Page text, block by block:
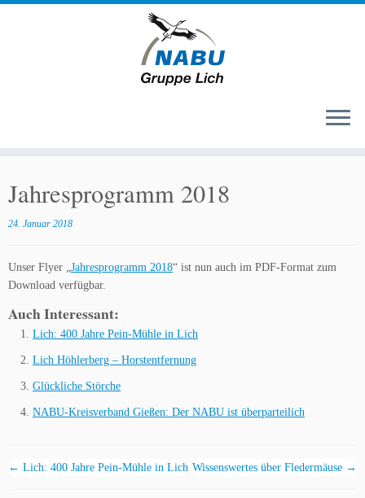
springen
Jahresprogramm 2018
24. Januar 2018
Unser Flyer „Jahresprogramm 2018“ ist nun auch im PDF-Format zum
Download verfügbar.
Auch Interessant:
Lich: 400 Jahre Pein-Mühle in Lich
Lich Höhlerberg – Horstentfernung
Glückliche Störche
NABU-Kreisverband Gießen: Der NABU ist überparteilich
← Lich: 400 Jahre Pein-Mühle in Lich Wissenswertes über Fledermäuse →